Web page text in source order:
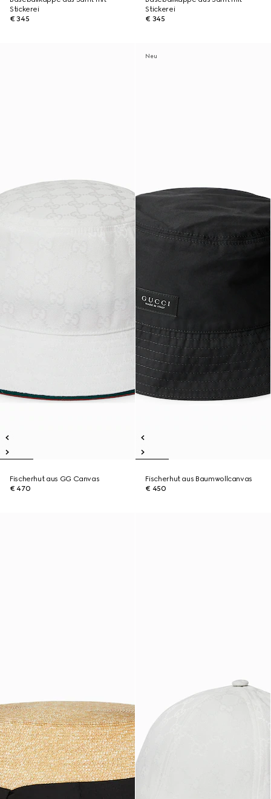
Stickerei
€ 345
Stickerei
€ 345
Fischerhut aus GG Canvas
€ 470
Neu
Fischerhut aus Baumwollcanvas
€ 450